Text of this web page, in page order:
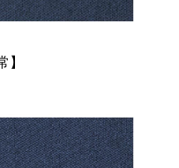
】